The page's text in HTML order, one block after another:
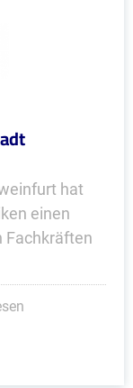
hat
einen
Fachkräften